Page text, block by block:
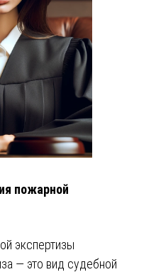
пожарной
экспертизы
— это вид судебной